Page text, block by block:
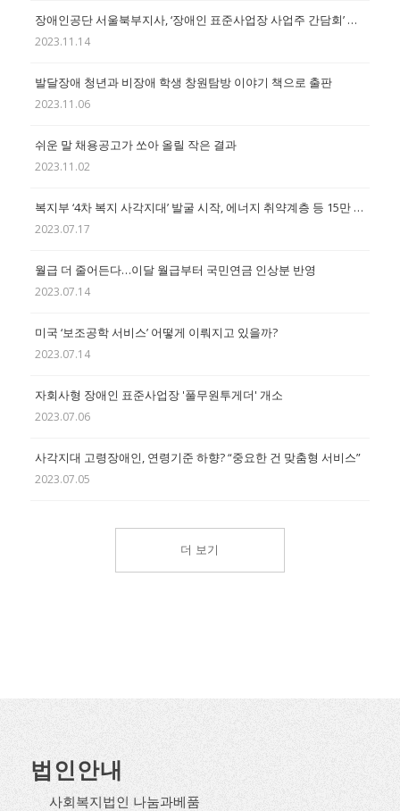
장애인공단 서울북부지사, ‘장애인 표준사업장 사업주 간담회’ 성료
2023.11.14
발달장애 청년과 비장애 학생 창원탐방 이야기 책으로 출판
2023.11.06
쉬운 말 채용공고가 쏘아 올릴 작은 결과
2023.11.02
복지부 ‘4차 복지 사각지대’ 발굴 시작, 에너지 취약계층 등 15만 명 대상
2023.07.17
월급 더 줄어든다…이달 월급부터 국민연금 인상분 반영
2023.07.14
미국 ‘보조공학 서비스’ 어떻게 이뤄지고 있을까?
2023.07.14
자회사형 장애인 표준사업장 '풀무원투게더' 개소
2023.07.06
사각지대 고령장애인, 연령기준 하향? “중요한 건 맞춤형 서비스”
2023.07.05
더 보기
법인안내
사회복지법인 나눔과베품